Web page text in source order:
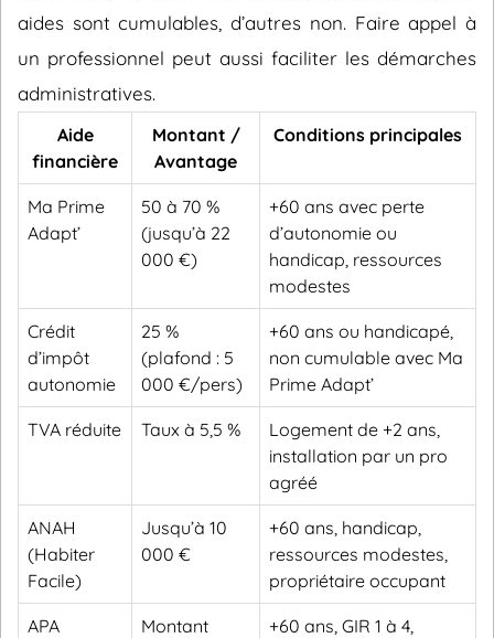
aides sont cumulables, d’autres non. Faire appel à
un professionnel peut aussi faciliter les démarches
administratives.
Aide
financière
Montant /
Avantage
Conditions principales
Ma Prime
Adapt’
50 à 70 %
(jusqu’à 22
000 €)
+60 ans avec perte
d’autonomie ou
handicap, ressources
modestes
Crédit
d’impôt
autonomie
25 %
(plafond : 5
000 €/pers)
+60 ans ou handicapé,
non cumulable avec Ma
Prime Adapt’
TVA réduite Taux à 5,5 %
Logement de +2 ans,
installation par un pro
agréé
ANAH
(Habiter
Facile)
Jusqu’à 10
000 €
+60 ans, handicap,
ressources modestes,
propriétaire occupant
APA
Montant
+60 ans, GIR 1 à 4,